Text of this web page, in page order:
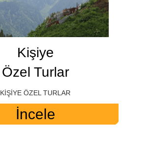
Kişiye
Özel Turlar
KİŞİYE ÖZEL TURLAR
İncele